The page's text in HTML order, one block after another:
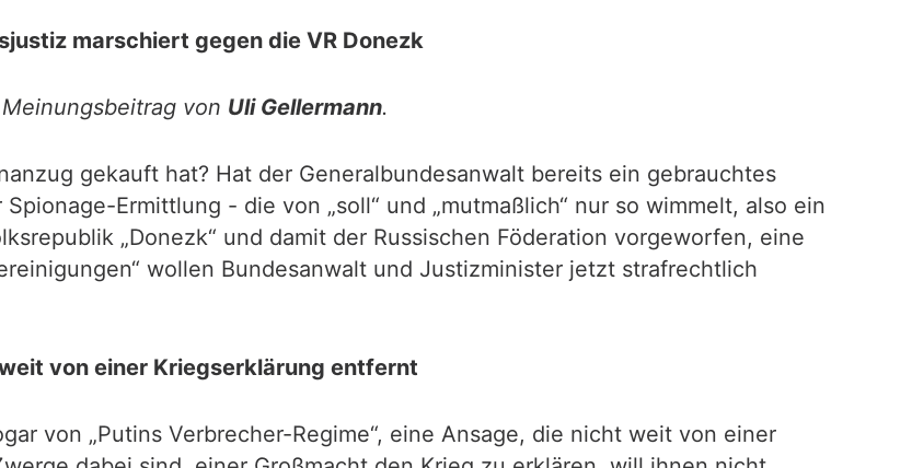
marschiert gegen die VR Donezk
von Uli Gellermann.
gekauft hat? Hat der Generalbundesanwalt bereits ein gebrauchtes
Ermittlung - die von „soll“ und „mutmaßlich“ nur so wimmelt, also ein
„Donezk“ und damit der Russischen Föderation vorgeworfen, eine
wollen Bundesanwalt und Justizminister jetzt strafrechtlich
von einer Kriegserklärung entfernt
von „Putins Verbrecher-Regime“, eine Ansage, die nicht weit von einer